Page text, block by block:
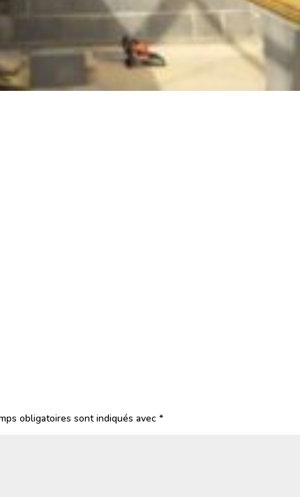
obligatoires sont indiqués avec*